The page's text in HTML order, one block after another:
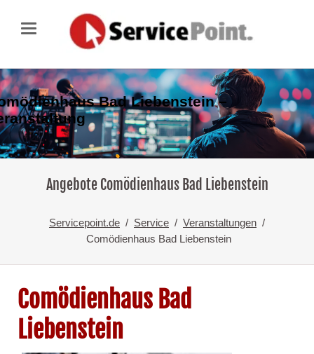
Bad Liebenstein –
Angebote Comödienhaus Bad Liebenstein
Servicepoint.de Service
Veranstaltungen
Comödienhaus Bad Liebenstein
Comödienhaus Bad
Liebenstein